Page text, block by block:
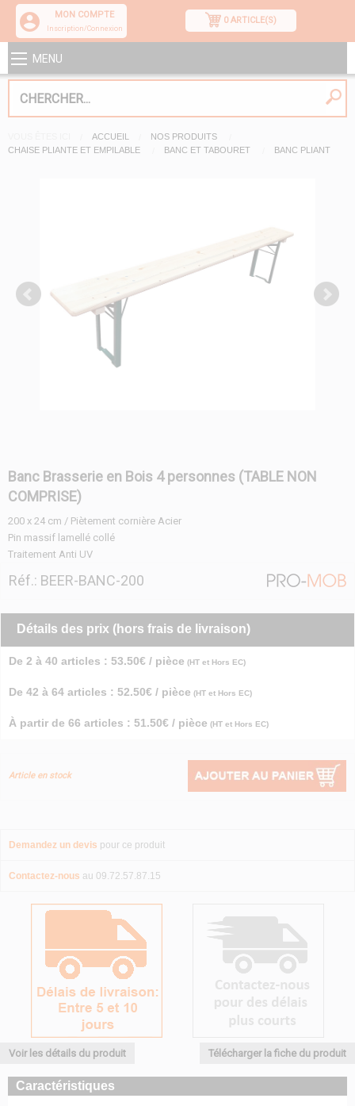
MON COMPTE
Inscription/Connexion
0 ARTICLE(S)
MENU
ACCUEIL
NOS PRODUITS
CHAISE PLIANTE ET EMPILABLE
BANC ET TABOURET BANC PLIANT
Banc Brasserie en Bois 4 personnes (TABLE NON
COMPRISE)
200 x 24 cm / Piètement cornière Acier
Pin massif lamellé collé
Traitement Anti UV
Réf.: BEER-BANC-200
Détails des prix (hors frais de livraison)
De 2 à 40 articles : 53.50€ / pièce (HT et Hors EC)
De 42 à 64 articles : 52.50€ / pièce (HT et Hors EC)
À partir de 66 articles : 51.50€ / pièce (HT et Hors EC)
Article en stock
Demandez un devis pour ce produit
Contactez-nous au 09.72.57.87.15
Voir les détails du produit Télécharger la fiche du produit
Caractéristiques